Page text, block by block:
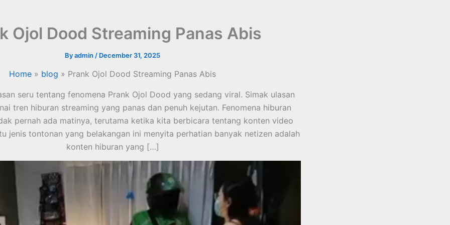
Ojol Dood Streaming Panas Abis
Byadmin / December 31, 2025
Home blog Prank Ojol Dood Streaming Panas Abis
seru tentang fenomena Prank Ojol Dood yang sedang viral. Simak ulasan
tren hiburan streaming yang panas dan penuh kejutan. Fenomena hiburan
pernah ada matinya, terutama ketika kita berbicara tentang konten video
jenis tontonan yang belakangan ini menyita perhatian banyak netizen adalah
konten hiburan yang […]